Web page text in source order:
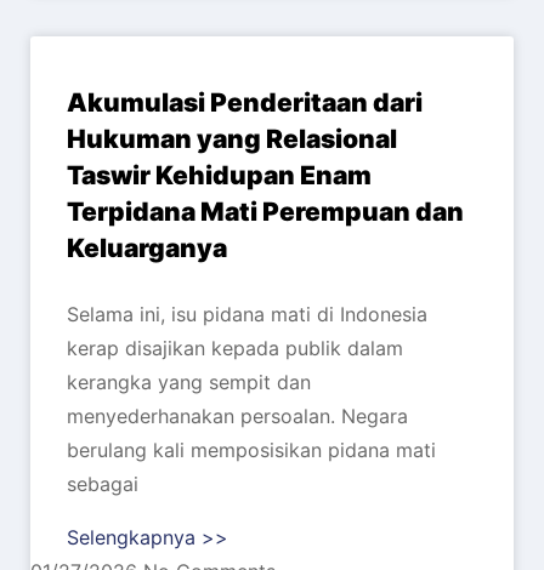
Akumulasi Penderitaan dari
Hukuman yang Relasional
Taswir Kehidupan Enam
Terpidana Mati Perempuan dan
Keluarganya
Selama ini, isu pidana mati di Indonesia
kerap disajikan kepada publik dalam
kerangka yang sempit dan
menyederhanakan persoalan. Negara
berulang kali memposisikan pidana mati
sebagai
Selengkapnya >>